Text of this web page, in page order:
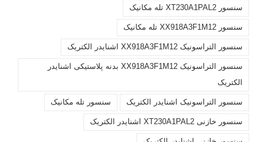
سنسور XT230A1PAL2 تله مکانیک
سنسور XX918A3F1M12 تله مکانیک
سنسور التراسونیک XX918A3F1M12 اشنایدر الکتریک
سنسور التراسونیک XX918A3F1M12 بدنه پلاستیکی اشنایدر
الکتریک
سنسور التراسونیک اشنایدر الکتریک سنسور تله مکانیک
سنسور خازنی XT230A1PAL2 اشنایدر الکتریک